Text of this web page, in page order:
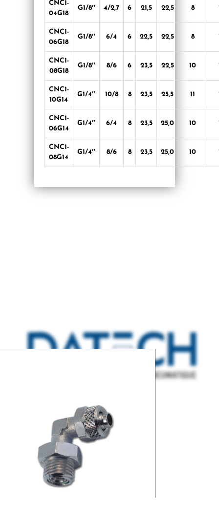
CNC1-
04G18
G1/8″ 4/2,7 6 21,5 22,5 8
CNC1-
06G18
G1/8″ 6/4 6 22,5 22,5 8
CNC1-
08G18
G1/8″ 8/6 6 23,5 22,5 10
CNC1-
10G14
G1/4″ 10/8 8 23,5 25,5 11
CNC1-
06G14
G1/4″ 6/4 8 23,5 25,0 10
CNC1-
08G14
G1/4″ 8/6 8 23,5 25,0 10